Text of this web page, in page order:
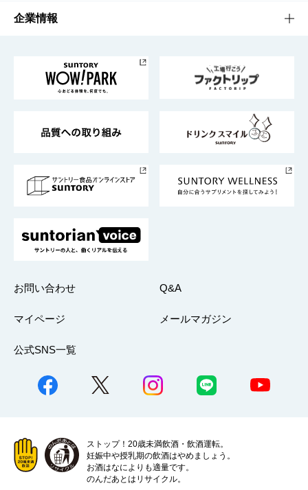
栄養成分一覧
工場見学
地域情報
サントリーホール
サントリーサンバーズ大阪
サステナビリティTOP
サントリーが考えるサステナビリティ経営
企業情報
企業概要
採用情報
お問い合わせ Q&A
マイページ メールマガジン
公式SNS一覧
ストップ！20歳未満飲酒・飲酒運転。
妊娠中や授乳期の飲酒はやめましょう。
お酒はなによりも適量です。
のんだあとはリサイクル。